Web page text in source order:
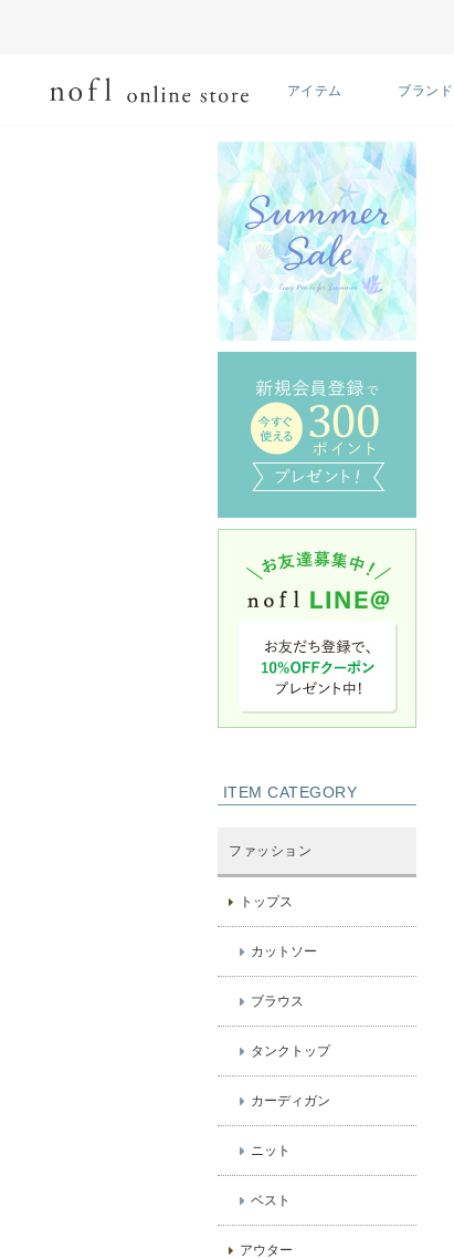
アイテム ブランド
ITEM CATEGORY
ファッション
トップス
カットソー
ブラウス
タンクトップ
カーディガン
ニット
ベスト
アウター